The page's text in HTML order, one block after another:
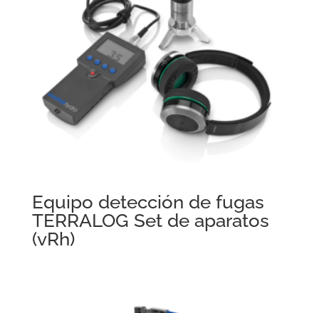
Equipo detección de fugas
TERRALOG Set de aparatos
(vRh)